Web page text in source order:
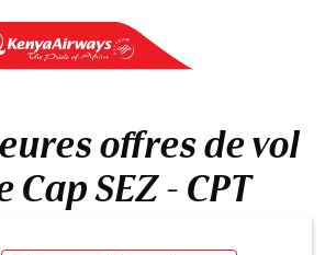
offres de vol
Cap SEZ - CPT